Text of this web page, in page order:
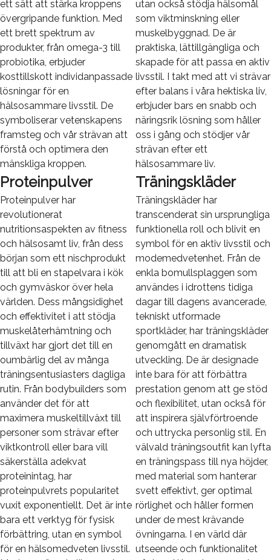
ett sätt att stärka kroppens
övergripande funktion. Med
ett brett spektrum av
produkter, från omega-3 till
probiotika, erbjuder
kosttillskott individanpassade
lösningar för en
hälsosammare livsstil. De
symboliserar vetenskapens
framsteg och vår strävan att
förstå och optimera den
mänskliga kroppen.
utan också stödja hälsomål
som viktminskning eller
muskelbyggnad. De är
praktiska, lättillgängliga och
skapade för att passa en aktiv
livsstil. I takt med att vi strävar
efter balans i våra hektiska liv,
erbjuder bars en snabb och
näringsrik lösning som håller
oss i gång och stödjer vår
strävan efter ett
hälsosammare liv.
Proteinpulver
Proteinpulver har
revolutionerat
nutritionsaspekten av fitness
och hälsosamt liv, från dess
början som ett nischprodukt
till att bli en stapelvara i kök
och gymväskor över hela
världen. Dess mångsidighet
och effektivitet i att stödja
muskelåterhämtning och
tillväxt har gjort det till en
oumbärlig del av många
träningsentusiasters dagliga
rutin. Från bodybuilders som
använder det för att
maximera muskeltillväxt till
personer som strävar efter
viktkontroll eller bara vill
säkerställa adekvat
proteinintag, har
proteinpulvrets popularitet
vuxit exponentiellt. Det är inte
bara ett verktyg för fysisk
förbättring, utan en symbol
för en hälsomedveten livsstil.
Träningskläder
Träningskläder har
transcenderat sin ursprungliga
funktionella roll och blivit en
symbol för en aktiv livsstil och
modemedvetenhet. Från de
enkla bomullsplaggen som
användes i idrottens tidiga
dagar till dagens avancerade,
tekniskt utformade
sportkläder, har träningskläder
genomgått en dramatisk
utveckling. De är designade
inte bara för att förbättra
prestation genom att ge stöd
och flexibilitet, utan också för
att inspirera självförtroende
och uttrycka personlig stil. En
välvald träningsoutfit kan lyfta
en träningspass till nya höjder,
med material som hanterar
svett effektivt, ger optimal
rörlighet och håller formen
under de mest krävande
övningarna. I en värld där
utseende och funktionalitet